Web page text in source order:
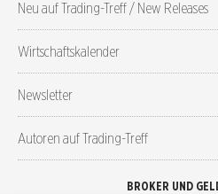
Neu auf Trading-Treff / New Releases
Wirtschaftskalender
Newsletter
Autoren auf Trading-Treff
BROKER UND